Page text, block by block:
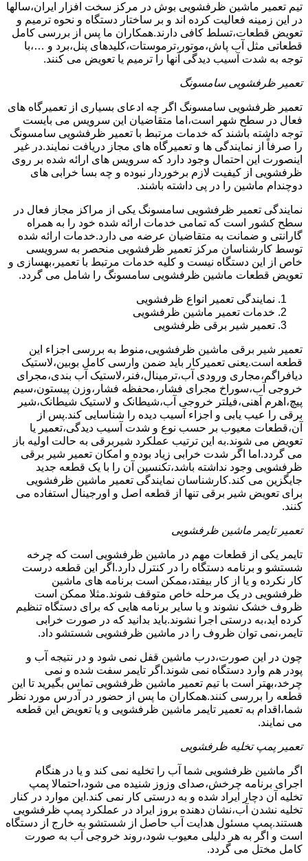
تیم تعمیر ماشین ظرفشویی بوش در مرکز سخت افزار ایران،سالها
در این زمینه فعالیت کرده اند و بر ساختار دستگاه و نحوه ترمیم و
تعویض قطعات،تسلط کافی دارند.همکاران ما پس از بررسی کامل
قطعاتی مثل آب پاش،موتور،ترموستات،کلیدهای پنل،برد و …،با
توجه به شدت آسیب دیدگی آنها را ترمیم یا تعویض می کنند.
تعمیر ظرفشویی سامسونگ
تعمیر ظرفشویی سامسونگ اگر چه ادعای بسیاری از تعمیرگاه های
فعال در سطح شهر است،اما متقاضیان این سرویس می بایست
توجه داشته باشند که خدمات مرتبط با تعمیر ظرفشویی سامسونگ
را صرفاً از نمایندگی ها و تعمیرگاه های مجاز دریافت نمایند.در غیر
اینصورت این احتمال وجود دارد که سرویس های ارائه شده بر روی
ظرفشویی از کیفیت لازم برخوردار نبوده و چه بسا خرابی های
دوچندام ماشین را در پی داشته باشند.
نمایندگی تعمیر ظرفشویی سامسونگ یکی از مراکز مجاز فعال در
سطح کشور است که تمامی خدمات ارائه شده خود را به همراه
گارانتی و ضمانت به متقاضیان عرضه می دارد.خدمات ارائه شده
توسط کارشناسان مرکز تعمیر ظرفشویی منحصر به سرویسی
خاص از این دستگاه نیست و کلیه خدمات مرتبط با تعمیر،بهسازی و
تعویض قطعات ماشین ظرفشویی سامسونگ را شامل می گردد.
نمایندگی تعمیر انواع ظرفشویی
خدمات تعمیر ماشین ظرفشویی
تعمیر شیر برقی ظرفشویی
تعمیر شیر برقی ماشین ظرفشویی،منوط به بررسی اجزاء این
قطعه است.یعنی تعمیرکار باید ضمن وارسی کامل بوبین،لاستیک
دیافراگم،مجاری ورودی آب،ترمینال،فنر،لاستیک آب بندی،مجرای
خروجی آب،سوراخ مجرای فشار،محفظه فشار،وزن پیستون،سیم
پیچ،اهرم آهنی،فیلتر خروجی آب،شیطانک و لاستیک شیطانک،شیر
برقی را عیب یابی و اجزاء آسیب دیده را شناسایی کند.پس از
آن،قطعات معیوب بر حسب نوع و شدت آسیب دیدگی،تعمیر یا
تعویض می شوند.به این ترتیب عملکرد شیربرقی به حالت اولیه باز
می گردد.اما اگر شدت خرابی زیاد بوده و امکان تعمیر شیر برقی
ظرفشویی وجود نداشته باشد،تکنسین آن را با یک قطعه جدید
جایگزین می کند.کارشناسان نمایندگی تعمیر ماشین ظرفشویی
برای تعویض شیر برقی تنها از قطعه اصل و اورجینال استفاده می
کنند.
تعمیر تایمر ماشین ظرفشویی
تایمر یکی از قطعات مهم در ماشین ظرفشویی است که چرخه
شستشو و برنامه دستگاه را در کنترل دارد.اگر این قطعه درست
کار نکرده و یا از کار بیفتد،ممکن است برنامه های ماشین
ظرفشویی در یک مرحله خاص متوقف شوند.مثلا ممکن است
ظروف خشک نشوند و یا سایر برنامه هایی که برای دستگاه تنظیم
کرده اید،به درستی اجرا نشوند.باید بدانید که در صورت خرابی
تایمر،نمی توان ظروف را در ماشین ظرفشویی شستشو داد.
چون در این صورت،درب ماشین قفل نمی شود و در نتیجه آب و
پودر هم وارد دستگاه نمی شوند.اگر تایمر سفت شده و نمی
چرخد،بهتر است با تیم تعمیر ماشین ظرفشویی تماس بگیرید تا این
قطعه را بررسی کنند.همکاران ما پس از حضور در آدرس مورد نظر
شما،اقدام به تعمیر تایمر ماشین ظرفشویی و یا تعویض این قطعه
می نمایند.
تعمیر پمپ تخلیه ظرفشویی
اگر ماشین ظرفشویی شما آب را تخلیه نمی کند و یا در هنگام
اجرای برنامه چرخش،صدای وزوز شنیده می شود،احتمالا پمپ
تخلیه آن دچار ایراد شده و به درستی کار نمی کند.این موارد در کنار
تخلیه نشدن آب،نشان دهنده بروز ایراد در عملکرد پمپ ظرفشویی
هستند.پمپ مسئول هدایت آب حاصل از شستشو به خارج از دستگاه
است و اگر به هر دلیلی معیوب شود،روند خروجی آب به صورت
کامل مختل می گردد.